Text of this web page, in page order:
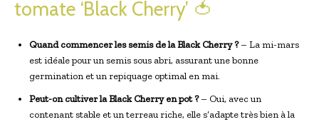
tomate ‘Black Cherry’ 🍅
Quand commencer les semis de la Black Cherry ?– La mi-mars
est idéale pour un semis sous abri, assurant une bonne
germination et un repiquage optimal en mai.
Peut-on cultiver la Black Cherry en pot ?– Oui, avec un
contenant stable et un terreau riche, elle s’adapte très bien à la